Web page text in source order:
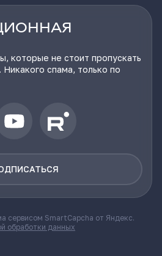
которые не стоит пропускать
спама, только по
сервисом SmartCapcha от Яндекс.
обработки данных